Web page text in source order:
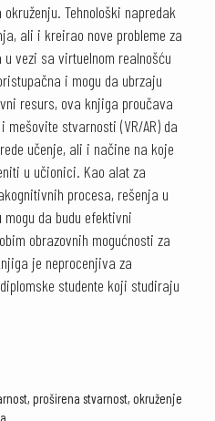
Tehnološki napredak
ali i kreirao nove probleme za
vezi sa virtuelnom realnošću
i mogu da ubrzaju
resurs, ova knjiga proučava
stvarnosti (VR/AR) da
učenje, ali i načine na koje
u učionici. Kao alat za
procesa, rešenja u
da budu efektivni
obrazovnih mogućnosti za
je neprocenjiva za
studente koji studiraju
proširena stvarnost, okruženje